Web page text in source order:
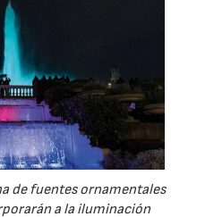
de fuentes ornamentales
a la iluminación